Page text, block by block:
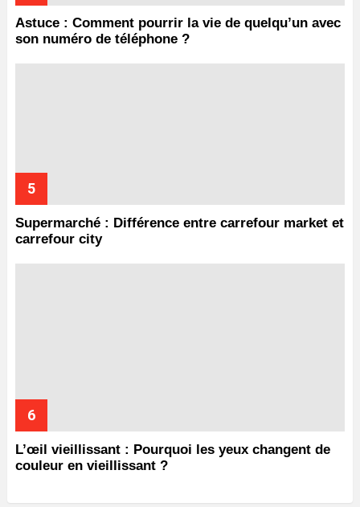
Astuce : Comment pourrir la vie de quelqu’un avec
son numéro de téléphone ?
Supermarché : Différence entre carrefour market et
carrefour city
L’œil vieillissant : Pourquoi les yeux changent de
couleur en vieillissant ?